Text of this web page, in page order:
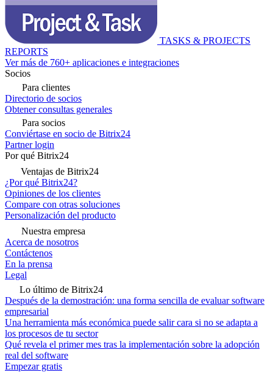
TASKS & PROJECTS
REPORTS
Ver más de 760+ aplicaciones e integraciones
Socios
Para clientes
Directorio de socios
Obtener consultas generales
Para socios
Conviértase en socio de Bitrix24
Partner login
Por qué Bitrix24
Ventajas de Bitrix24
¿Por qué Bitrix24?
Opiniones de los clientes
Compare con otras soluciones
Personalización del producto
Nuestra empresa
Acerca de nosotros
Contáctenos
En la prensa
Legal
Lo último de Bitrix24
Después de la demostración: una forma sencilla de evaluar software
empresarial
Una herramienta más económica puede salir cara si no se adapta a
los procesos de tu sector
Qué revela el primer mes tras la implementación sobre la adopción
real del software
Empezar gratis